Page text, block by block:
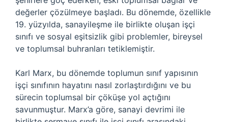
değerler çözülmeye başladı. Bu dönemde, özellikle
19. yüzyılda, sanayileşme ile birlikte oluşan işçi
sınıfı ve sosyal eşitsizlik gibi problemler, bireysel
ve toplumsal buhranları tetiklemiştir.
Karl Marx, bu dönemde toplumun sınıf yapısının
işçi sınıfının hayatını nasıl zorlaştırdığını ve bu
sürecin toplumsal bir çöküşe yol açtığını
savunmuştur. Marx’a göre, sanayi devrimi ile